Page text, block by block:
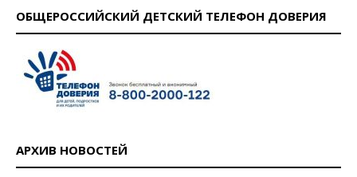
ОБЩЕРОССИЙСКИЙ ДЕТСКИЙ ТЕЛЕФОН ДОВЕРИЯ
АРХИВ НОВОСТЕЙ